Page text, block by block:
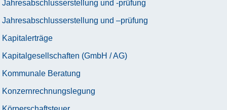
Jahresabschlusserstellung und -prüfung
Jahresabschlusserstellung und –prüfung
Kapitalerträge
Kapitalgesellschaften (GmbH / AG)
Kommunale Beratung
Konzernrechnungslegung